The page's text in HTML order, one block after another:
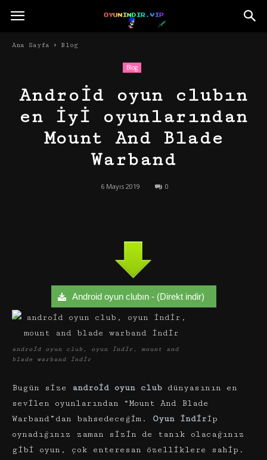
Ana Sayfa Blog
Blog
Android oyun clubın
en iyi oyunlarından
Mount And Blade
Warband
6 Mayıs 2019 0
Android oyun clubın - (Direkt indir)
android oyun club, oyun indir, mount and
blade warband indir
Bugün size android oyun club dünyasının en
sevilen oyunlarından “Mount And Blade
Warband”dan bahsedeceğim. Oyun indirip
oynadığınız zaman sizin de tanık olacağınız
gibi oyun, çok enteresan özelliklere sahip.